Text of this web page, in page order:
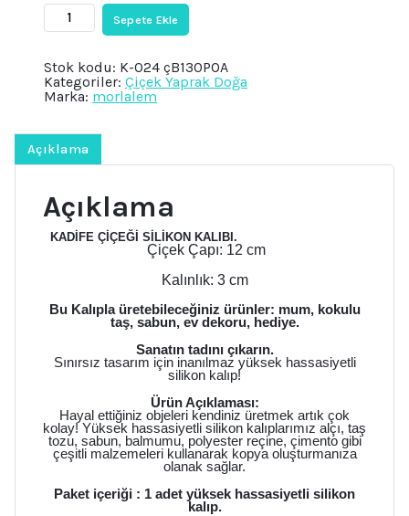
8cm
Çiçek
Silikon
Kalıp
K-
Taş
Sabun
Alçı
Kalıbı
adet
Sepete Ekle
Stok kodu: K-024 çB130POA
Kategoriler: Çiçek Yaprak Doğa
Marka: morlalem
Açıklama
Açıklama
KADİFE ÇİÇEĞİ SİLİKON KALIBI.
Çiçek Çapı: 12 cm
Kalınlık: 3 cm
Bu Kalıpla üretebileceğiniz ürünler: mum, kokulu
taş, sabun, ev dekoru, hediye.
Sanatın tadını çıkarın.
Sınırsız tasarım için inanılmaz yüksek hassasiyetli
silikon kalıp!
Ürün Açıklaması:
Hayal ettiğiniz objeleri kendiniz üretmek artık çok
kolay! Yüksek hassasiyetli silikon kalıplarımız alçı, taş
tozu, sabun, balmumu, polyester reçine, çimento gibi
çeşitli malzemeleri kullanarak kopya oluşturmanıza
olanak sağlar.
Paket içeriği : 1 adet yüksek hassasiyetli silikon
kalıp.